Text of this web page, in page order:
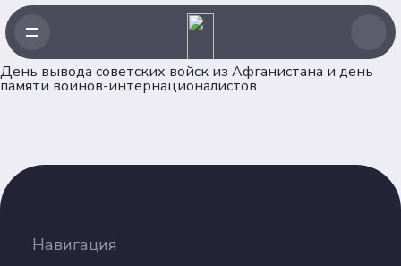
День вывода советских войск из Афганистана и день
памяти воинов-интернационалистов
Навигация
Новости